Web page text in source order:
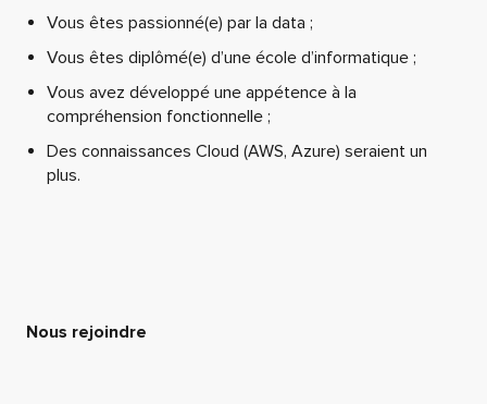
Vous êtes passionné(e) par la data ;
Vous êtes diplômé(e) d’une école d’informatique ;
Vous avez développé une appétence à la
compréhension fonctionnelle ;
Des connaissances Cloud (AWS, Azure) seraient un
plus.
Nous rejoindre